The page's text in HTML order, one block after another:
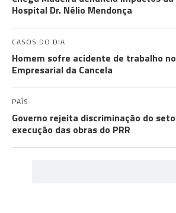
Hospital Dr. Nélio Mendonça
CASOS DO DIA
Homem sofre acidente de trabalho
Empresarial da Cancela
PAÍS
Governo rejeita discriminação do
execução das obras do PRR